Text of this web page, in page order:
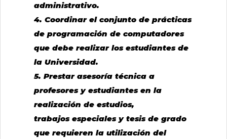
administrativo.
4. Coordinar el conjunto de prácticas
de programación de computadores
que debe realizar los estudiantes de
la Universidad.
5. Prestar asesoría técnica a
profesores y estudiantes en la
realización de estudios,
trabajos especiales y tesis de grado
que requieren la utilización del